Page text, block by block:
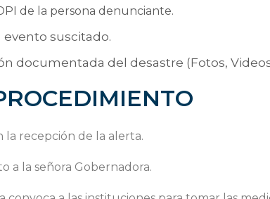
de la persona denunciante.
suscitado.
documentada del desastre (Fotos,
la recepción de la alerta.
a la señora Gobernadora.